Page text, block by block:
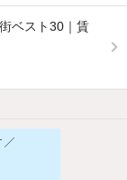
ベスト30｜賃